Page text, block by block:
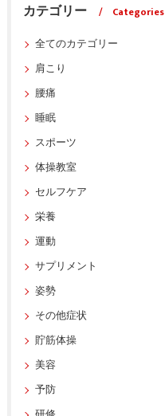
カテゴリー
Categories
全てのカテゴリー
肩こり
腰痛
睡眠
スポーツ
体操教室
セルフケア
栄養
運動
サプリメント
姿勢
その他症状
貯筋体操
美容
予防